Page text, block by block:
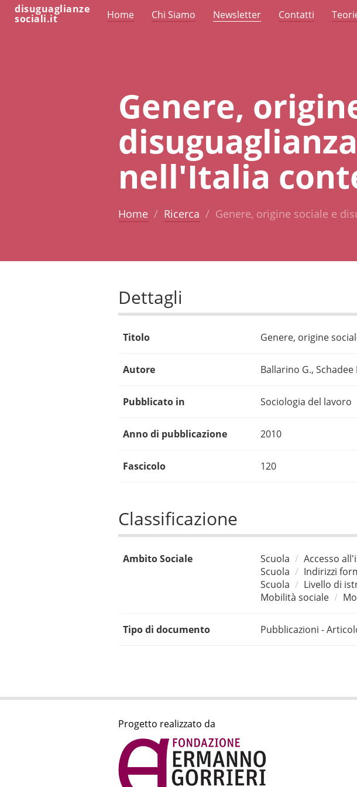
disuguaglianze
sociali.it Home Chi Siamo Newsletter Contatti
Genere,
nell'Italia
Home Ricerca Genere, origine sociale e
Dettagli
Titolo Genere, origine
Autore Ballarino G., Schadee
Pubblicato in Sociologia del lavoro
Anno di pubblicazione 2010
Fascicolo 120
Classificazione
Ambito Sociale Scuola
Accesso
Scuola
Indirizzi
Scuola
Livello di
Mobilità sociale
Tipo di documento Pubblicazioni -
Progetto realizzato da